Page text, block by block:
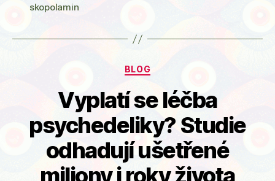
skopolamin
Rubriky
BLOG
Vyplatí se léčba
psychedeliky? Studie
odhadují ušetřené
miliony i roky života